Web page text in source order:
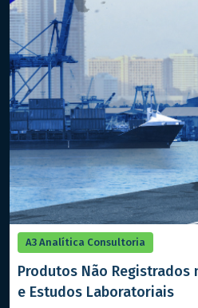
A3 Analítica Consultoria
Produtos Não Registrados
e Estudos Laboratoriais